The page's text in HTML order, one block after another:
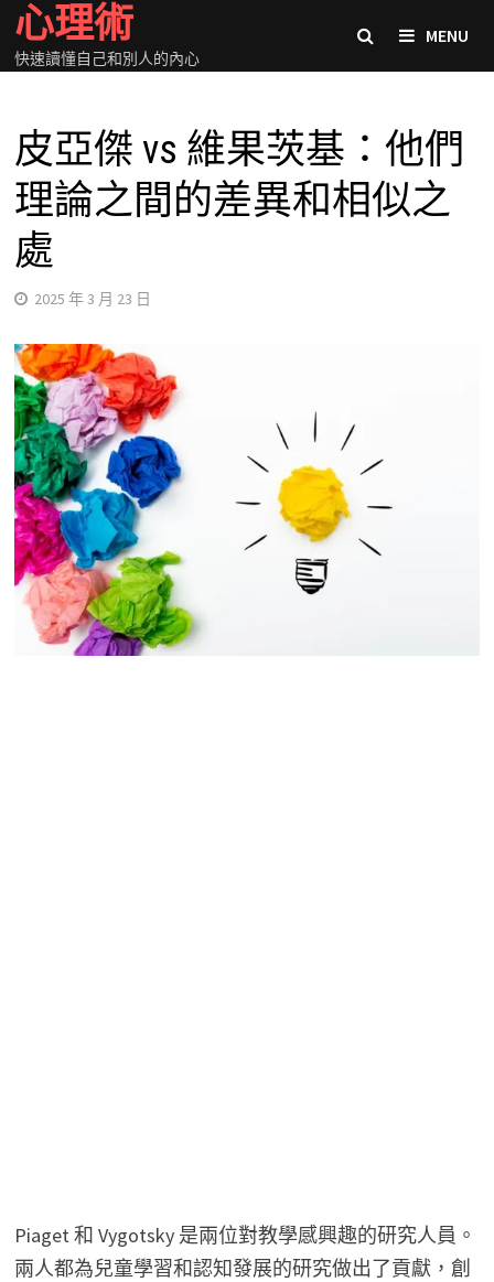
Skip
content
心理術
快速讀懂自己和別人的內心
MENU
皮亞傑 vs 維果茨基：他們
理論之間的差異和相似之
處
2025 年 3 月 23 日
Piaget 和 Vygotsky 是兩位對教學感興趣的研究人員。
兩人都為兒童學習和認知發展的研究做出了貢獻，創